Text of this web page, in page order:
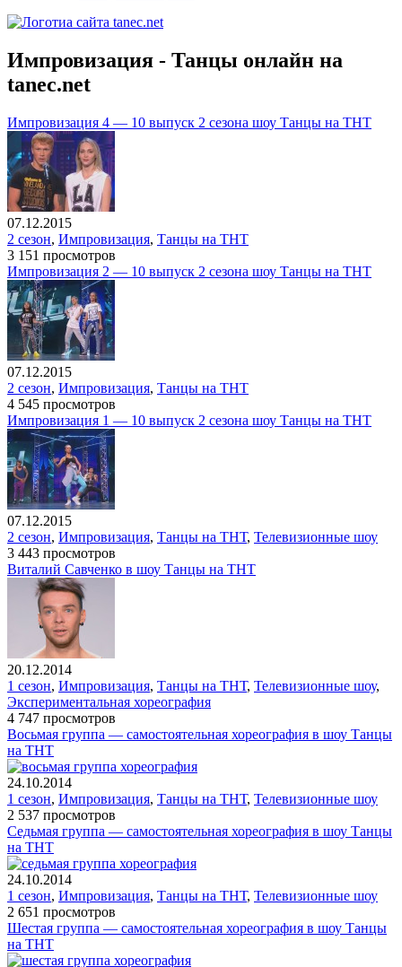
Импровизация - Танцы онлайн на
tanec.net
Импровизация 4 — 10 выпуск 2 сезона шоу Танцы на ТНТ
07.12.2015
2 сезон, Импровизация, Танцы на ТНТ
3 151 просмотров
Импровизация 2 — 10 выпуск 2 сезона шоу Танцы на ТНТ
07.12.2015
2 сезон, Импровизация, Танцы на ТНТ
4 545 просмотров
Импровизация 1 — 10 выпуск 2 сезона шоу Танцы на ТНТ
07.12.2015
2 сезон, Импровизация, Танцы на ТНТ, Телевизионные шоу
3 443 просмотров
Виталий Савченко в шоу Танцы на ТНТ
20.12.2014
1 сезон, Импровизация, Танцы на ТНТ, Телевизионные шоу,
Экспериментальная хореография
4 747 просмотров
Восьмая группа — самостоятельная хореография в шоу Танцы
на ТНТ
24.10.2014
1 сезон, Импровизация, Танцы на ТНТ, Телевизионные шоу
2 537 просмотров
Седьмая группа — самостоятельная хореография в шоу Танцы
на ТНТ
24.10.2014
1 сезон, Импровизация, Танцы на ТНТ, Телевизионные шоу
2 651 просмотров
Шестая группа — самостоятельная хореография в шоу Танцы
на ТНТ